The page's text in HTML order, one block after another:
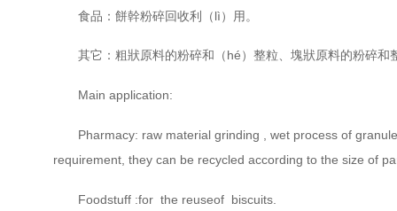
食品：餅幹粉碎回收利（lì）用。
其它：粗狀原料的粉碎和（hé）整粒、塊狀原料的粉碎
Main application:
Pharmacy: raw material grinding , wet process of
requirement, they can be recycled according to the size of
Foodstuff :for the reuseof biscuits.